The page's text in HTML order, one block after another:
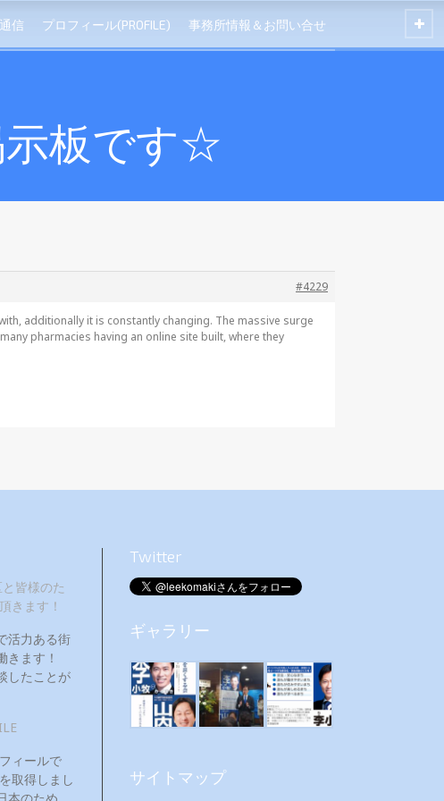
信 プロフィール(PROFILE) 事務所情報＆お問い合せ
示板です☆
#4229
additionally it is constantly changing. The massive surge
pharmacies having an online site built, where they
皆様のた
きます！
活力ある街
きます！
したことが
ィールで
取得しまし
Twitter
ギャラリー
サイトマップ